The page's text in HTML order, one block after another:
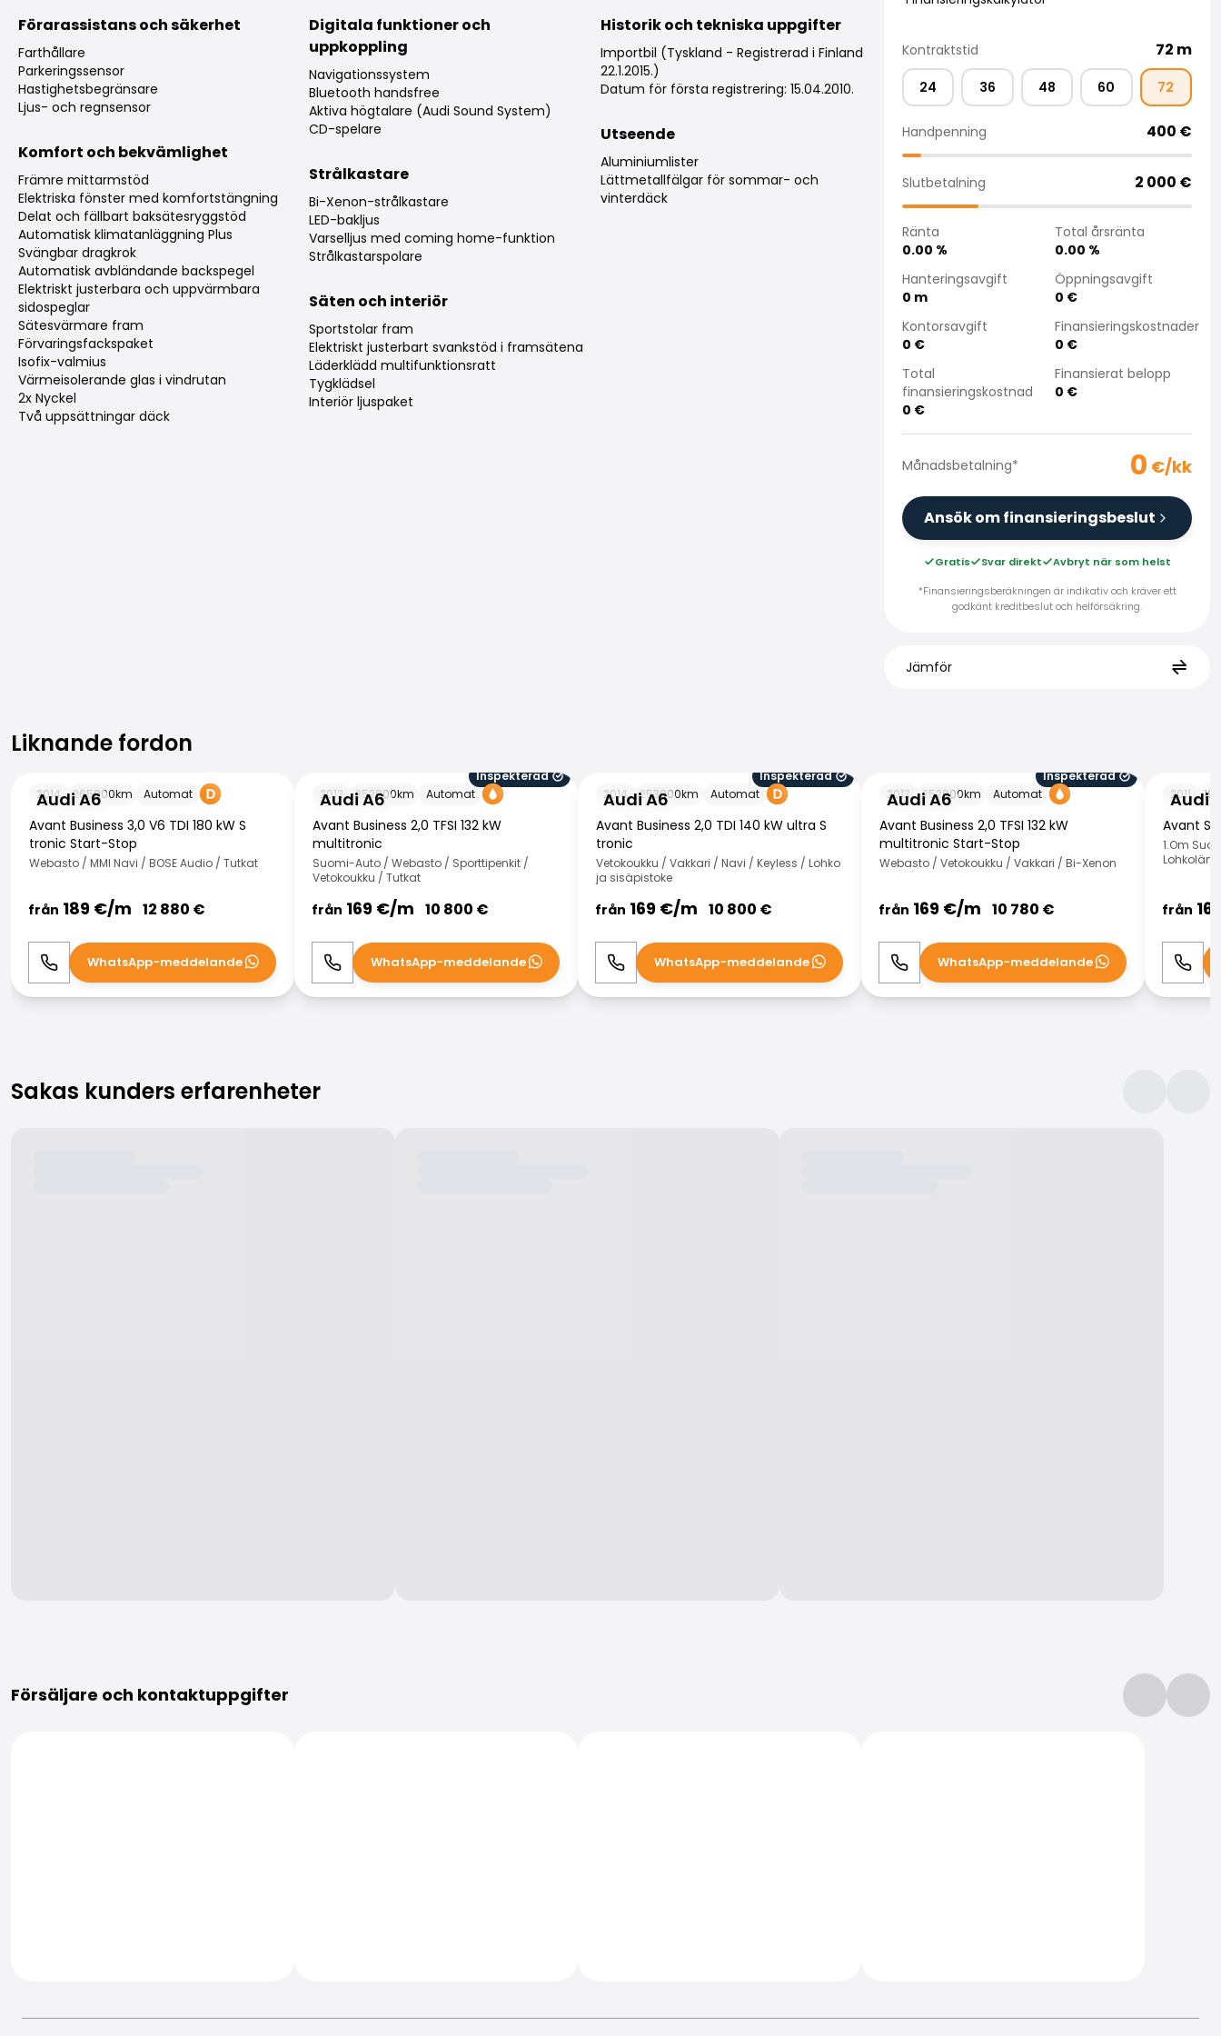
Förarassistans och säkerhet
Farthållare
Parkeringssensor
Hastighetsbegränsare
Ljus- och regnsensor
Komfort och bekvämlighet
Främre mittarmstöd
Elektriska fönster med komfortstängning
Delat och fällbart baksätesryggstöd
Automatisk klimatanläggning Plus
Svängbar dragkrok
Automatisk avbländande backspegel
Elektriskt justerbara och uppvärmbara
sidospeglar
Sätesvärmare fram
Förvaringsfackspaket
Isofix-valmius
Värmeisolerande glas i vindrutan
2x Nyckel
Två uppsättningar däck
Digitala funktioner och
uppkoppling
Navigationssystem
Bluetooth handsfree
Aktiva högtalare (Audi Sound System)
CD-spelare
Strålkastare
Bi-Xenon-strålkastare
LED-bakljus
Varselljus med coming home-funktion
Strålkastarspolare
Säten och interiör
Sportstolar fram
Elektriskt justerbart svankstöd i framsätena
Läderklädd multifunktionsratt
Tygklädsel
Interiör ljuspaket
Historik och tekniska uppgifter
Importbil (Tyskland - Registrerad i Finland
22.1.2015.)
Datum för första registrering: 15.04.2010.
Utseende
Aluminiumlister
Lättmetallfälgar för sommar- och
vinterdäck
Kontraktstid 72 m
24 36 48 60 72
Handpenning 400 €
Slutbetalning 2 000 €
Ränta
0.00 %
Total årsränta
0.00 %
Hanteringsavgift
0 m
Öppningsavgift
0 €
Kontorsavgift
0 €
Finansieringskostnader
0 €
Total
finansieringskostnad
0 €
Finansierat belopp
0 €
Månadsbetalning* 0 €/kk
Ansök om finansieringsbeslut
Gratis Svar direkt
Avbryt när som helst
*Finansieringsberäkningen är indikativ och kräver ett
godkänt kreditbeslut och helförsäkring.
Jämför
Liknande fordon
Liknande fordon
Audi A6
2014 265000km Automat
Avant Business 3,0 V6 TDI 180 kW S
tronic Start-Stop
Webasto / MMI Navi / BOSE Audio / Tutkat
från 189 €/m 12 880 €
Ring WhatsApp
WhatsApp-meddelande
Audi A6
Inspekterad
2012
252000km Automat
Avant Business 2,0 TFSI 132 kW
multitronic
Suomi-Auto / Webasto / Sporttipenkit /
Vetokoukku / Tutkat
från 169 €/m 10 800 €
Ring WhatsApp
WhatsApp-meddelande
Audi A6
Inspekterad
2014
253000km Automat
Avant Business 2,0 TDI 140 kW ultra S
tronic
Vetokoukku / Vakkari / Navi / Keyless / Lohko
ja sisäpistoke
från 169 €/m 10 800 €
Ring WhatsApp
WhatsApp-meddelande
Audi A6
Inspekterad
2013
252000km Automat
Avant Business 2,0 TFSI 132 kW
multitronic Start-Stop
Webasto / Vetokoukku / Vakkari / Bi-Xenon
från 169 €/m 10 780 €
Ring WhatsApp
WhatsApp-meddelande
Audi
2011
Avant S
1.Om
från
Ring
Sakas kunders erfarenheter
Försäljare och kontaktuppgifter